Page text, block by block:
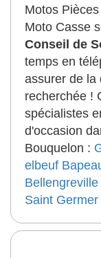
Motos
Moto Casse
Conseil de
temps en
assurer de la
recherchée !
spécialistes
d'occasion
Bouquelon :
elbeuf
Bellengreville
Saint